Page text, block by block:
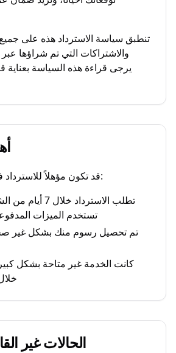
تنطبق سياسة الاسترداد هذه على
والاشتراكات التي تم شراؤها عبر
يرجى قراءة هذه السياسة بعناية
قد تكون مؤهلاً للاسترداد في الظروف التالية:
تطلب الاسترداد
تستخدم الميزات
تم تحصيل رسوم منك بشكل غير
كانت الخدمة غير متاحة بشكل
الحالات غير